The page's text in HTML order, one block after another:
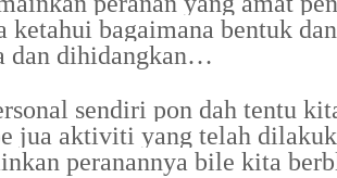
ketahui bagaimana bentuk
dan dihidangkan…
sendiri pon dah tentu
jua aktiviti yang telah
peranannya bile kita